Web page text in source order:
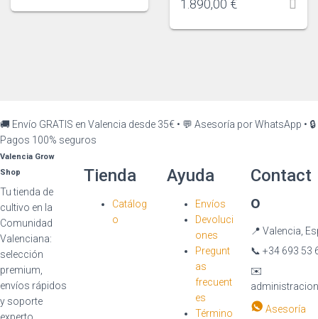
1.890,00 €
🚚 Envío GRATIS en Valencia desde 35€ • 💬 Asesoría por WhatsApp • 🔒
Pagos 100% seguros
Valencia Grow
Shop
Tu tienda de
cultivo en la
Comunidad
Valenciana:
selección
premium,
envíos rápidos
y soporte
Tienda
Catálog
o
Ayuda
Envíos
Devoluci
ones
Pregunt
as
frecuent
es
Término
Contact
o
📍 Valencia,
📞 +34 693 53
✉️
Asesoría